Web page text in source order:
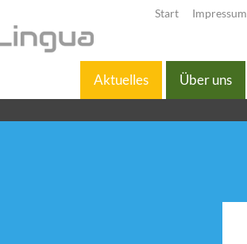
Impressum
Start
Aktuelles Über uns